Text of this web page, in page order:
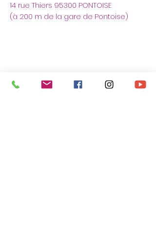
14 rue Thiers 95300 PONTOISE
(à 200 m de la gare de Pontoise)